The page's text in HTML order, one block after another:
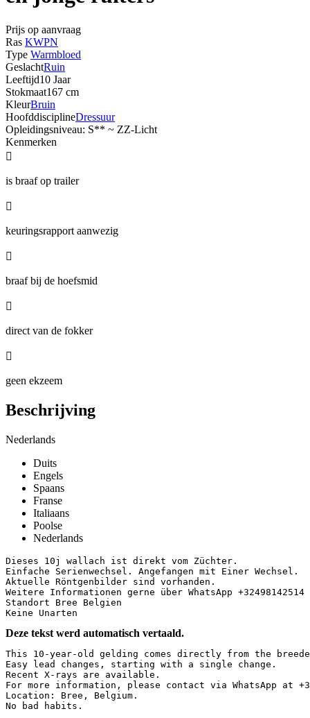
Prijs op aanvraag
Ras KWPN
Type Warmbloed
GeslachtRuin
Leeftijd10 Jaar
Stokmaat167 cm
KleurBruin
HoofddisciplineDressuur
Opleidingsniveau: S** ~ ZZ-Licht
Kenmerken

is braaf op trailer

keuringsrapport aanwezig

braaf bij de hoefsmid

direct van de fokker

geen ekzeem
Beschrijving
Nederlands
Duits
Engels
Spaans
Franse
Italiaans
Poolse
Nederlands
Dieses 10j wallach ist direkt vom Züchter.
Einfache Serienwechsel. Angefangen mit Einer Wechsel.
Aktuelle Röntgenbilder sind vorhanden.
Weitere Informationen gerne über WhatsApp +32498142514
Standort Bree Belgien
Keine Unarten
Deze tekst werd automatisch vertaald.
This 10-year-old gelding comes directly from the
Easy lead changes, starting with a single change.
Recent X-rays are available.
For more information, please contact via WhatsApp at
Location: Bree, Belgium.
No bad habits.